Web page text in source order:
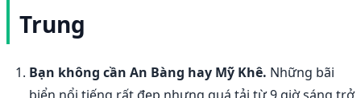
Trung
Bạn không cần An Bàng hay Mỹ Khê. Những bãi
biển nổi tiếng rất đẹp nhưng quá tải từ 9 giờ sáng trở